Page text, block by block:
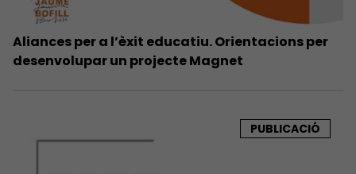
Aliances per a l’èxit educatiu. Orientacions per
desenvolupar un projecte Magnet
PUBLICACIÓ